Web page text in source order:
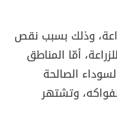
وذلك بسبب نقص
أمّا المناطق
الصالحة
وتشتهر